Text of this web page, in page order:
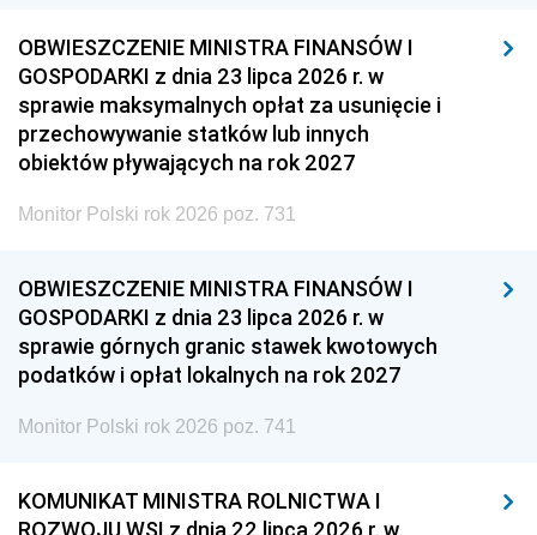
OBWIESZCZENIE MINISTRA FINANSÓW I
GOSPODARKI z dnia 23 lipca 2026 r. w
sprawie maksymalnych opłat za usunięcie i
przechowywanie statków lub innych
obiektów pływających na rok 2027
Monitor Polski rok 2026 poz. 731
OBWIESZCZENIE MINISTRA FINANSÓW I
GOSPODARKI z dnia 23 lipca 2026 r. w
sprawie górnych granic stawek kwotowych
podatków i opłat lokalnych na rok 2027
Monitor Polski rok 2026 poz. 741
KOMUNIKAT MINISTRA ROLNICTWA I